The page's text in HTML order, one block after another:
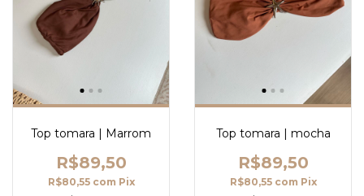
Top tomara | Marrom
R$89,50
R$80,55 com Pix
Top tomara | mocha
R$89,50
R$80,55 com Pix